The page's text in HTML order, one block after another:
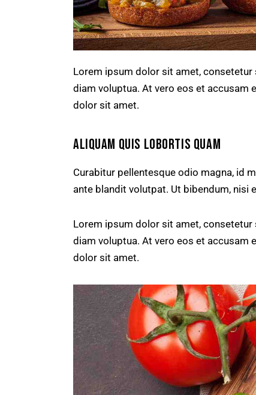
Lorem ipsum dolor sit amet,
diam voluptua. At vero eos et accusam
dolor sit amet.
ALIQUAM QUIS LOBORTIS QUAM
Curabitur pellentesque odio magna, id
ante blandit volutpat. Ut bibendum, nisi
Lorem ipsum dolor sit amet,
diam voluptua. At vero eos et accusam
dolor sit amet.